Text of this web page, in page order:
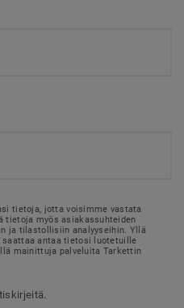
tietoja, jotta voisimme vastata
tietoja myös asiakassuhteiden
ja tilastollisiin analyyseihin. Yllä
antaa tietosi luotetuille
mainittuja palveluita Tarkettin